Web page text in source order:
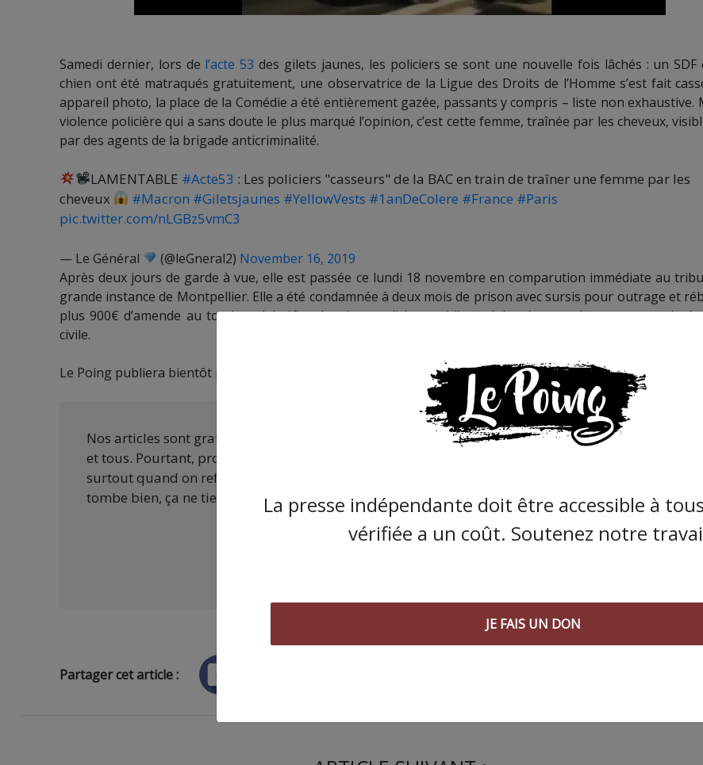
Samedi dernier, lors de l’acte 53 des gilets jaunes, les policiers se sont une nouvelle fois lâchés : un SDF
chien ont été matraqués gratuitement, une observatrice de la Ligue des Droits de l’Homme s’est fait
appareil photo, la place de la Comédie a été entièrement gazée, passants y compris – liste non exhaustive.
violence policière qui a sans doute le plus marqué l’opinion, c’est cette femme, traînée par les cheveux,
par des agents de la brigade anticriminalité.
LAMENTABLE #Acte53 : Les policiers "casseurs" de la BAC en train de traîner une femme par les
cheveux
#Macron #Giletsjaunes #YellowVests #1anDeColere #France #Paris
pic.twitter.com/nLGBz5vmC3
— Le Général (@leGneral2) November 16, 2019
Après deux jours de garde à vue, elle est passée ce lundi 18 novembre en comparution immédiate au
grande instance de Montpellier. Elle a été condamnée à deux mois de prison avec sursis pour outrage et
plus 900€ d’amende au total, au bénéfice des deux policiers qui l’ont violentée, et qui se sont
civile.
Le Poing publiera bientôt plus d’informations sur cette audience surréaliste.
Nos articles sont gratuits car nous pensons que la presse indépendante doit être accessible à toutes
et tous. Pourtant, produire une information engagée et de qualité nécessite du temps et de l’argent,
surtout quand on refuse d’être aux ordres de Bolloré et de ses amis… Pourvu que ça dure ! Ça
tombe bien, ça ne tient qu’à vous :
Partager cet article :
La presse indépendante doit être accessible à
vérifiée a un coût. Soutenez notre
JE FAIS UN DON